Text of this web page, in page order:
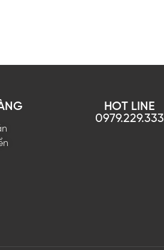
HOT LINE
0979.229.333